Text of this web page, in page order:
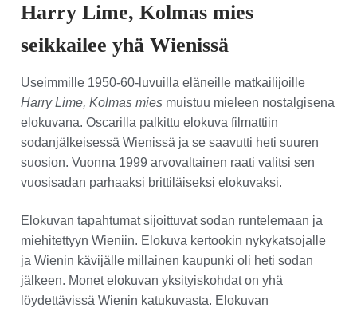
Harry Lime, Kolmas mies
seikkailee yhä Wienissä
Useimmille 1950-60-luvuilla eläneille matkailijoille
Harry Lime, Kolmas mies muistuu mieleen nostalgisena
elokuvana. Oscarilla palkittu elokuva filmattiin
sodanjälkeisessä Wienissä ja se saavutti heti suuren
suosion. Vuonna 1999 arvovaltainen raati valitsi sen
vuosisadan parhaaksi brittiläiseksi elokuvaksi.
Elokuvan tapahtumat sijoittuvat sodan runtelemaan ja
miehitettyyn Wieniin. Elokuva kertookin nykykatsojalle
ja Wienin kävijälle millainen kaupunki oli heti sodan
jälkeen. Monet elokuvan yksityiskohdat on yhä
löydettävissä Wienin katukuvasta. Elokuvan